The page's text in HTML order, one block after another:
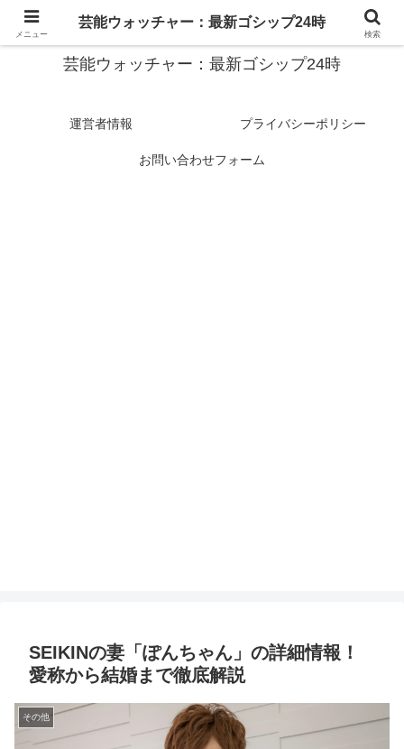
スターたちの裏側を徹底追跡！話題のゴシップがここに集結
芸能ウォッチャー：最新ゴシップ24時
運営者情報 プライバシーポリシー
お問い合わせフォーム
SEIKINの妻「ぽんちゃん」の詳細情報！
愛称から結婚まで徹底解説
その他
メニュー
芸能ウォッチャー：最新ゴシップ24時
検索